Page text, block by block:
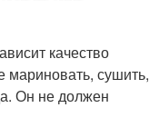
качество
мариновать, сушить,
Он не должен